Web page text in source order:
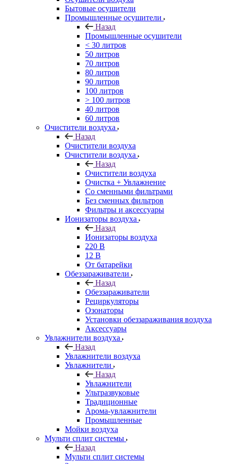
Бытовые осушители
Промышленные осушители
Назад
Промышленные осушители
< 30 литров
50 литров
70 литров
80 литров
90 литров
100 литров
> 100 литров
40 литров
60 литров
Очистители воздуха
Назад
Очистители воздуха
Очистители воздуха
Назад
Очистители воздуха
Очистка + Увлажнение
Cо сменными фильтрами
Без сменных фильтров
Фильтры и аксессуары
Ионизаторы воздуха
Назад
Ионизаторы воздуха
220 В
12 В
От батарейки
Обеззараживатели
Назад
Обеззараживатели
Рециркуляторы
Озонаторы
Установки обеззараживания воздуха
Аксессуары
Увлажнители воздуха
Назад
Увлажнители воздуха
Увлажнители
Назад
Увлажнители
Ультразвуковые
Традиционные
Арома-увлажнители
Промышленные
Мойки воздуха
Мульти сплит системы
Назад
Мульти сплит системы